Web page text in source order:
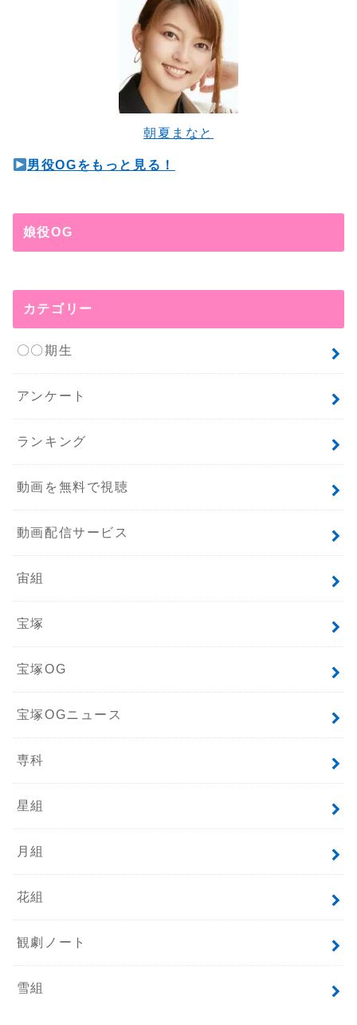
朝夏まなと
男役OGをもっと見る！
娘役OG
カテゴリー
〇〇期生
アンケート
ランキング
動画を無料で視聴
動画配信サービス
宙組
宝塚
宝塚OG
宝塚OGニュース
専科
星組
月組
花組
観劇ノート
雪組